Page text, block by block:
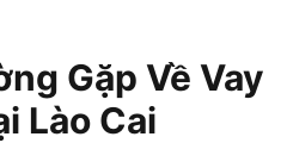
Gặp Về Vay
Lào Cai